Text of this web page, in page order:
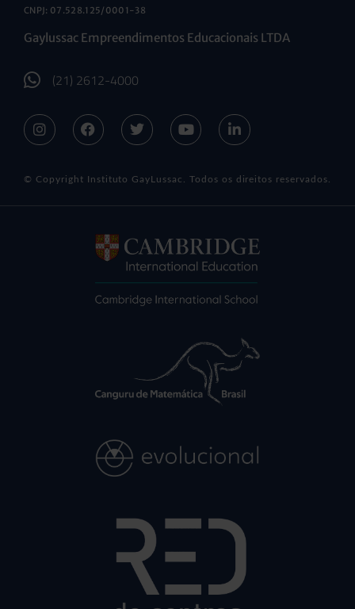
CNPJ: 07.528.125/0001-38
Gaylussac Empreendimentos Educacionais LTDA
(21) 2612-4000
© Copyright Instituto GayLussac. Todos os direitos reservados.